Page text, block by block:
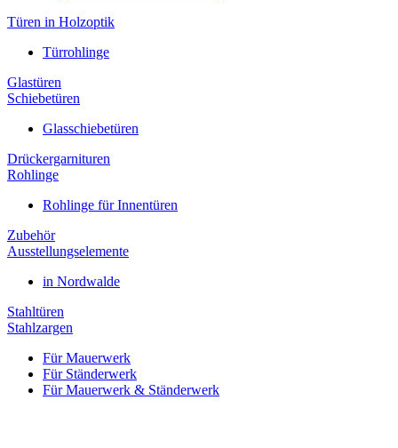
Türen in Holzoptik
Türrohlinge
Glastüren
Schiebetüren
Glasschiebetüren
Drückergarnituren
Rohlinge
Rohlinge für Innentüren
Zubehör
Ausstellungselemente
in Nordwalde
Stahltüren
Stahlzargen
Für Mauerwerk
Für Ständerwerk
Für Mauerwerk & Ständerwerk